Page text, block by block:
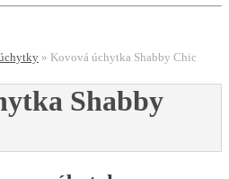
» Kovová úchytka Shabby Chic
Shabby